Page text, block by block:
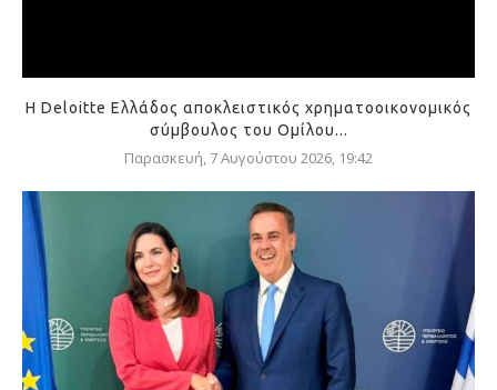
Η Deloitte Ελλάδος αποκλειστικός χρηματοοικονομικός
σύμβουλος του Ομίλου...
Παρασκευή, 7 Αυγούστου 2026, 19:42